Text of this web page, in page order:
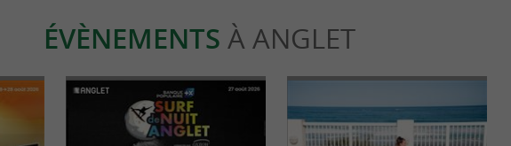
ÉVÈNEMENTS À ANGLET